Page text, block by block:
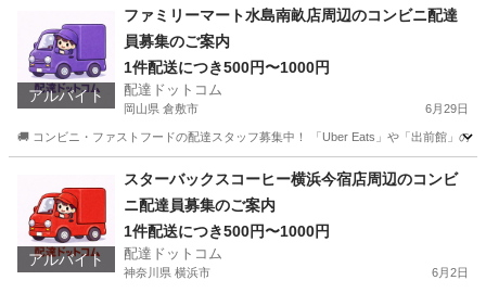
ファストフード
アルバイト
ファミリーマート水島南畝店周辺のコンビニ配達
員募集のご案内
1件配送につき500円〜1000円
配達ドットコム
岡山県 倉敷市 6月29日
🚚 コンビニ・ファストフードの配達スタッフ募集中！ 「Uber Eats」や「出前館」の
配送 ファミリーマート
アルバイト
スターバックスコーヒー横浜今宿店周辺のコンビ
ニ配達員募集のご案内
1件配送につき500円〜1000円
配達ドットコム
神奈川県 横浜市 6月2日